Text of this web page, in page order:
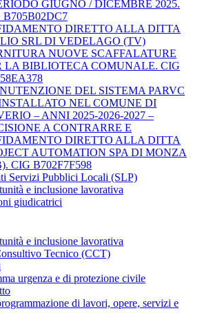
GIUGNO / DICEMBRE 2025.
B705B02DC7
DIRETTO ALLA DITTA
SRL DI VEDELAGO (TV)
NUOVE SCAFFALATURE
LA BIBLIOTECA COMUNALE. CIG
DEL SISTEMA PARVC
NEL COMUNE DI
– ANNI 2025-2026-2027 –
A CONTRARRE E
DIRETTO ALLA DITTA
AUTOMATION SPA DI MONZA
CIG B702F7F598
Servizi Pubblici Locali (SLP)
e inclusione lavorativa
giudicatrici
e inclusione lavorativa
Tecnico (CCT)
urgenza e di protezione civile
di lavori, opere, servizi e